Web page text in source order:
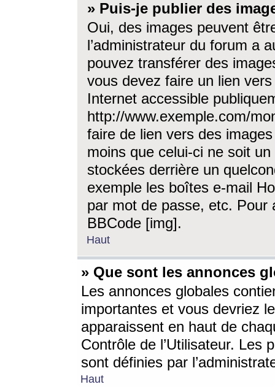
» Puis-je publier des
Oui, des images peuvent
l’administrateur du forum a
pouvez transférer des
vous devez faire un lien
Internet accessible
http://www.exemple.com/
faire de lien vers des
moins que celui-ci ne soit
stockées derrière un
exemple les boîtes e-mail
par mot de passe, etc. Pour
BBCode [img].
Haut
» Que sont les annonces
Les annonces globales
importantes et vous devriez
apparaissent en haut de
Contrôle de l’Utilisateur. Les
sont définies par
Haut